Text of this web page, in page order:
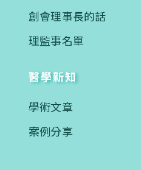
創會理事長的話
理監事名單
醫學新知
學術文章
案例分享